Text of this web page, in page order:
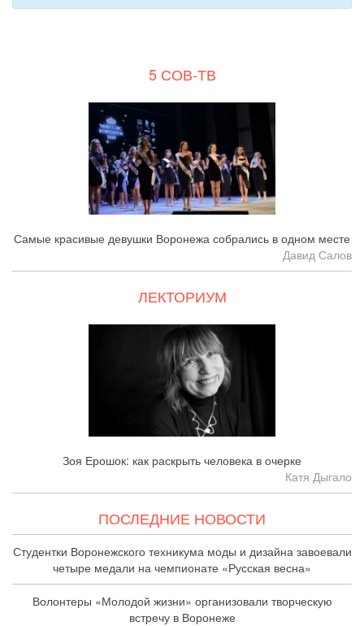
5 СОВ-ТВ
Самые красивые девушки Воронежа собрались в одном месте
Давид Салов
ЛЕКТОРИУМ
Зоя Ерошок: как раскрыть человека в очерке
Катя Дыгало
ПОСЛЕДНИЕ НОВОСТИ
Студентки Воронежского техникума моды и дизайна завоевали
четыре медали на чемпионате «Русская весна»
Волонтеры «Молодой жизни» организовали творческую
встречу в Воронеже